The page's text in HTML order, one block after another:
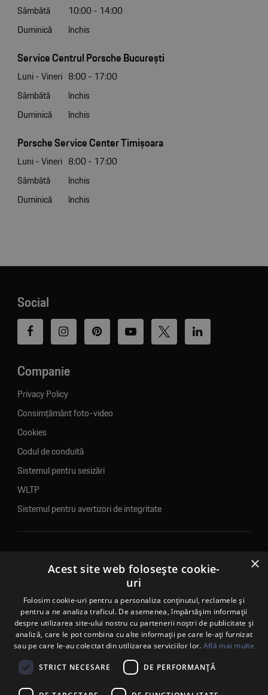
Sâmbătă
10:00 - 14:00
Duminică
închis
Service Centrul Porsche București
Luni - Vineri 8:00 - 17:00
Sâmbătă
închis
Duminică
închis
Porsche Service Center Timișoara
Luni - Vineri 8:00 - 17:00
Sâmbătă
închis
Duminică
închis
Social
Companie
Privacy Policy
Consimțământ foto-video
Cookies
Codul de conduită
Sistemul pentru sesizări
WLTP
Sistemul pentru avertizori de integritate
© 2026. Porsche Inter Auto Romania. Toate drepturile rezervate.
Porsche Inter Auto Romania SRL
RO22188461 J2007002067233
B-dul Pipera, nr. 2, Sala 1, Etaj 2, Voluntari, jud.Ilfov - sediu
social
B-dul Pipera, nr. 1/X, Centrul Porsche București – PCB,
Voluntari, jud. Ilfov – punct de lucru
Calea Lugojului, nr. 136, loc. Ghiroda, jud. Timiș – punct de
×
Acest site web folosește cookie-
uri
Folosim cookie-uri pentru a personaliza conținutul, reclamele și
pentru a ne analiza traficul. De asemenea, împărtășim informații
despre utilizarea site-ului nostru cu partenerii noștri de publicitate și
analiză, care le pot combina cu alte informații pe care le-ați furnizat
sau pe care le-au colectat din utilizarea serviciilor lor. Află mai multe
STRICT NECESARE DE PERFORMANȚĂ